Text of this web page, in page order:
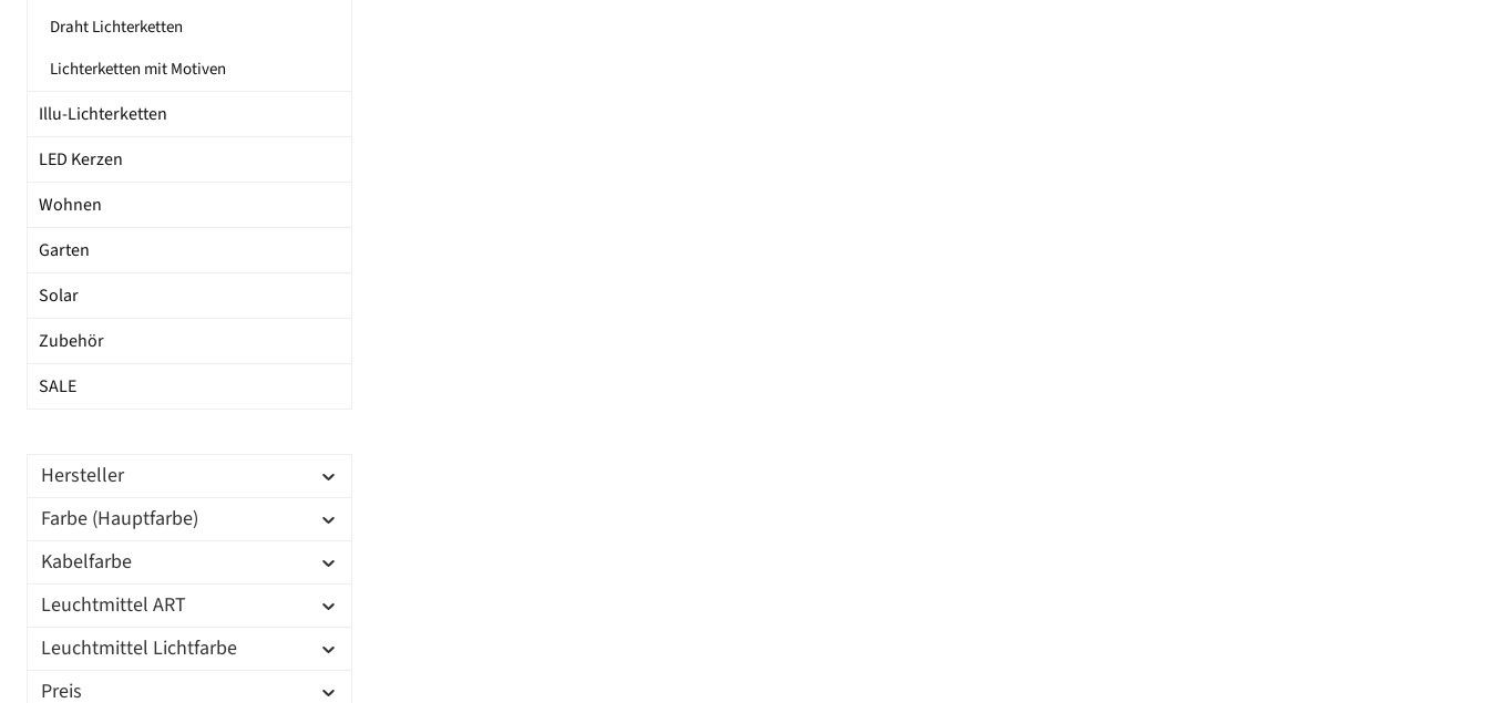
Draht Lichterketten
Lichterketten mit Motiven
Illu-Lichterketten
LED Kerzen
Wohnen
Garten
Solar
Zubehör
SALE
Hersteller
Farbe (Hauptfarbe)
Kabelfarbe
Leuchtmittel ART
Leuchtmittel Lichtfarbe
Preis